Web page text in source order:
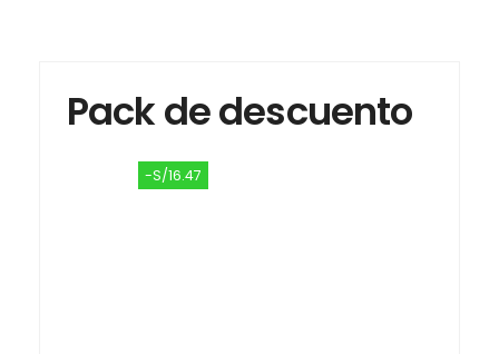
Pack de descuento
-S/16.47